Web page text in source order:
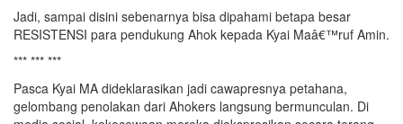
Jadi, sampai disini sebenarnya bisa dipahami betapa besar
RESISTENSI para pendukung Ahok kepada Kyai Maâ€™ruf Amin.
*** *** ***
Pasca Kyai MA dideklarasikan jadi cawapresnya petahana,
gelombang penolakan dari Ahokers langsung bermunculan. Di